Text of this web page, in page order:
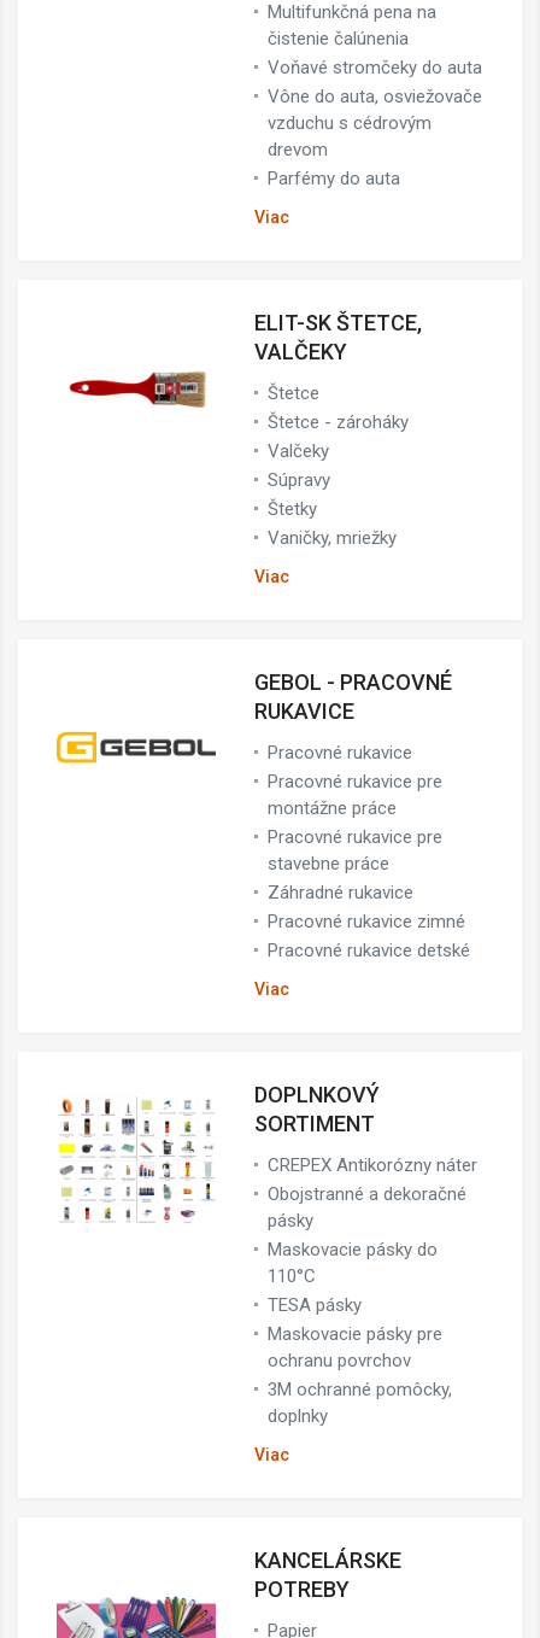
Multifunkčná pena na
čistenie čalúnenia
Voňavé stromčeky do auta
Vône do auta, osviežovače
vzduchu s cédrovým
drevom
Parfémy do auta
Viac
ELIT-SK ŠTETCE,
VALČEKY
Štetce
Štetce - zároháky
Valčeky
Súpravy
Štetky
Vaničky, mriežky
Viac
GEBOL - PRACOVNÉ
RUKAVICE
Pracovné rukavice
Pracovné rukavice pre
montážne práce
Pracovné rukavice pre
stavebne práce
Záhradné rukavice
Pracovné rukavice zimné
Pracovné rukavice detské
Viac
DOPLNKOVÝ
SORTIMENT
CREPEX Antikorózny náter
Obojstranné a dekoračné
pásky
Maskovacie pásky do
110°C
TESA pásky
Maskovacie pásky pre
ochranu povrchov
3M ochranné pomôcky,
doplnky
Viac
KANCELÁRSKE
POTREBY
Papier